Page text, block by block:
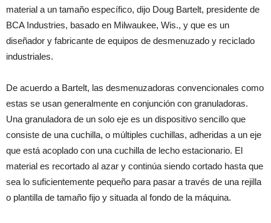
material a un tamaño específico, dijo Doug Bartelt, presidente de
BCA Industries, basado en Milwaukee, Wis., y que es un
diseñador y fabricante de equipos de desmenuzado y reciclado
industriales.
De acuerdo a Bartelt, las desmenuzadoras convencionales como
estas se usan generalmente en conjunción con granuladoras.
Una granuladora de un solo eje es un dispositivo sencillo que
consiste de una cuchilla, o múltiples cuchillas, adheridas a un eje
que está acoplado con una cuchilla de lecho estacionario. El
material es recortado al azar y continúa siendo cortado hasta que
sea lo suficientemente pequeño para pasar a través de una rejilla
o plantilla de tamaño fijo y situada al fondo de la máquina.